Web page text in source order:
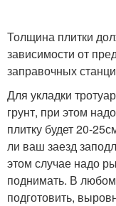
Толщина плитки
зависимости от
заправочных
Для укладки
грунт, при этом
плитку будет 20-
ли ваш заезд
этом случае надо
поднимать. В любом
подготовить,